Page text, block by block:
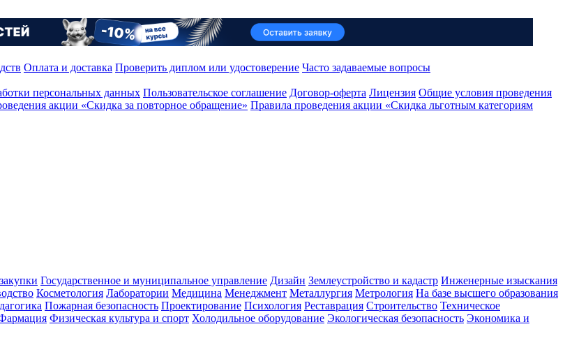
Оплата и доставка Проверить диплом или удостоверение Часто задаваемые вопросы
персональных данных Пользовательское соглашение Договор-оферта Лицензия Общие условия проведения
акции «Скидка за повторное обращение» Правила проведения акции «Скидка льготным категориям
Государственное и муниципальное управление Дизайн Землеустройство и кадастр Инженерные изыскания
Косметология Лаборатории Медицина Менеджмент Металлургия Метрология На базе высшего образования
Пожарная безопасность Проектирование Психология Реставрация Строительство Техническое
Физическая культура и спорт Холодильное оборудование Экологическая безопасность Экономика и